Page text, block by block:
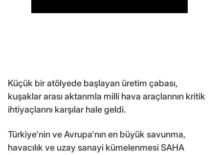
Küçük bir atölyede başlayan üretim çabası,
kuşaklar arası aktarımla milli hava araçlarının kritik
ihtiyaçlarını karşılar hale geldi.
Türkiye'nin ve Avrupa'nın en büyük savunma,
havacılık ve uzay sanayi kümelenmesi SAHA